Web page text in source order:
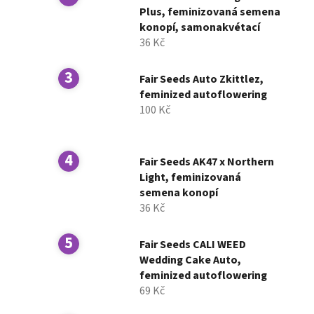
n
e
Plus, feminizovaná semena
konopí, samonakvétací
36 Kč
Fair Seeds Auto Zkittlez,
feminized autoflowering
100 Kč
Fair Seeds AK47 x Northern
Light, feminizovaná
semena konopí
36 Kč
Fair Seeds CALI WEED
Wedding Cake Auto,
feminized autoflowering
69 Kč